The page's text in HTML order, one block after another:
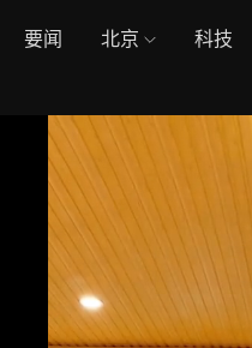
要闻 北京 科技